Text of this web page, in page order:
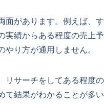
面があります。例えば、
実績からある程度の売上
り方が通用しません。
リサーチをしてある程度
て結果がわかることが多